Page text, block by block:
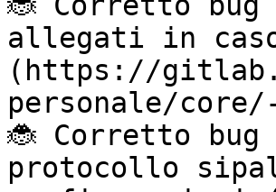
allegati in
(https://
personale/
🐞 Corretto
protocollo